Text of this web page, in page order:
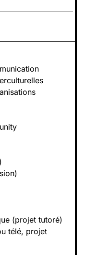
(projet tutoré)
télé, projet